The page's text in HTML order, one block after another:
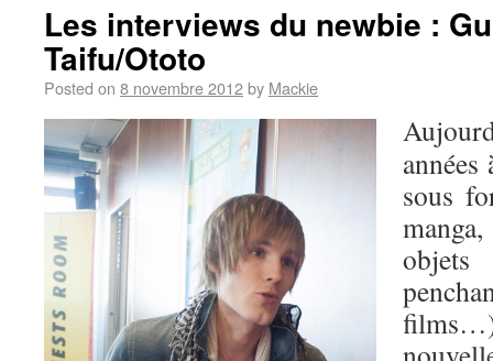
Les interviews du newbie :
Taifu/Ototo
Posted on 8 novembre 2012by Mackie
sous